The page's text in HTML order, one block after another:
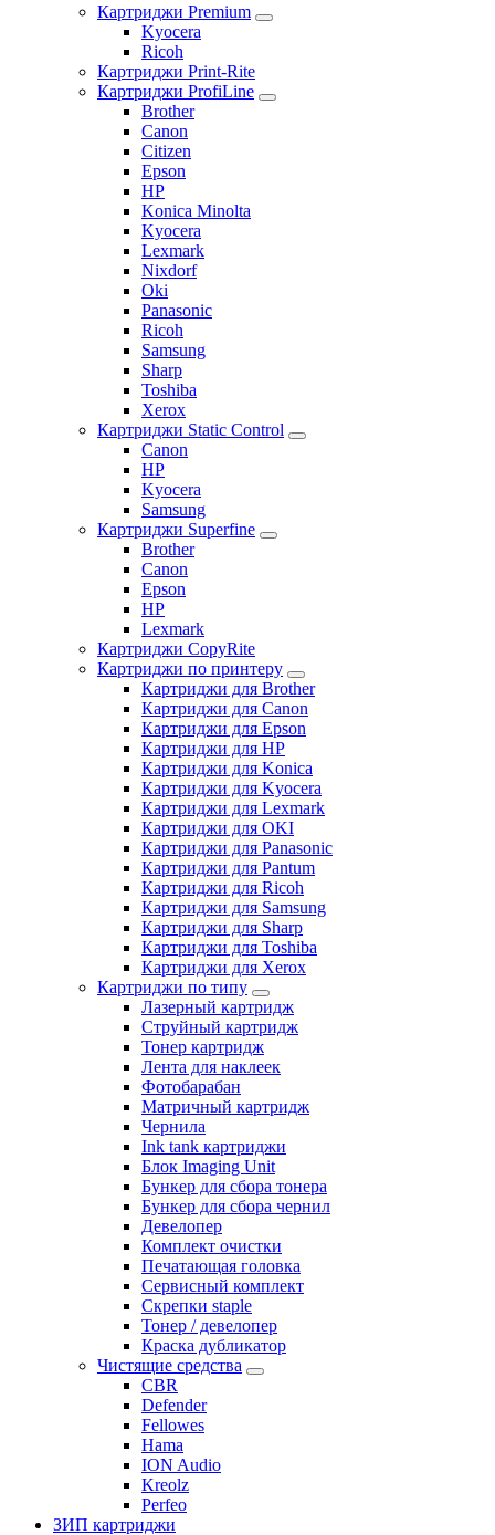
Картриджи Premium
Kyocera
Ricoh
Картриджи Print-Rite
Картриджи ProfiLine
Brother
Canon
Citizen
Epson
HP
Konica Minolta
Kyocera
Lexmark
Nixdorf
Oki
Panasonic
Ricoh
Samsung
Sharp
Toshiba
Xerox
Картриджи Static Control
Canon
HP
Kyocera
Samsung
Картриджи Superfine
Brother
Canon
Epson
HP
Lexmark
Картриджи CopyRite
Картриджи по принтеру
Картриджи для Brother
Картриджи для Canon
Картриджи для Epson
Картриджи для HP
Картриджи для Konica
Картриджи для Kyocera
Картриджи для Lexmark
Картриджи для OKI
Картриджи для Panasonic
Картриджи для Pantum
Картриджи для Ricoh
Картриджи для Samsung
Картриджи для Sharp
Картриджи для Toshiba
Картриджи для Xerox
Картриджи по типу
Лазерный картридж
Струйный картридж
Тонер картридж
Лента для наклеек
Фотобарабан
Матричный картридж
Чернила
Ink tank картриджи
Блок Imaging Unit
Бункер для сбора тонера
Бункер для сбора чернил
Девелопер
Комплект очистки
Печатающая головка
Сервисный комплект
Скрепки staple
Тонер / девелопер
Краска дубликатор
Чистящие средства
CBR
Defender
Fellowes
Hama
ION Audio
Kreolz
Perfeo
ЗИП картриджи